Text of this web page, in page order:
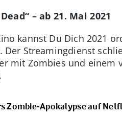
– ab 21. Mai 2021
kannst Du Dich 2021
Streamingdienst
mit Zombies und einem
Zombie-Apokalypse auf